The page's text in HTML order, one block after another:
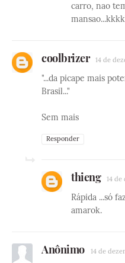
carro, nao
coolbrizer 14 de
"...da picape mais
Brasil..."
Sem mais
Responder
thieng 14 de
Rápida ...só
amarok.
Anônimo 14 de